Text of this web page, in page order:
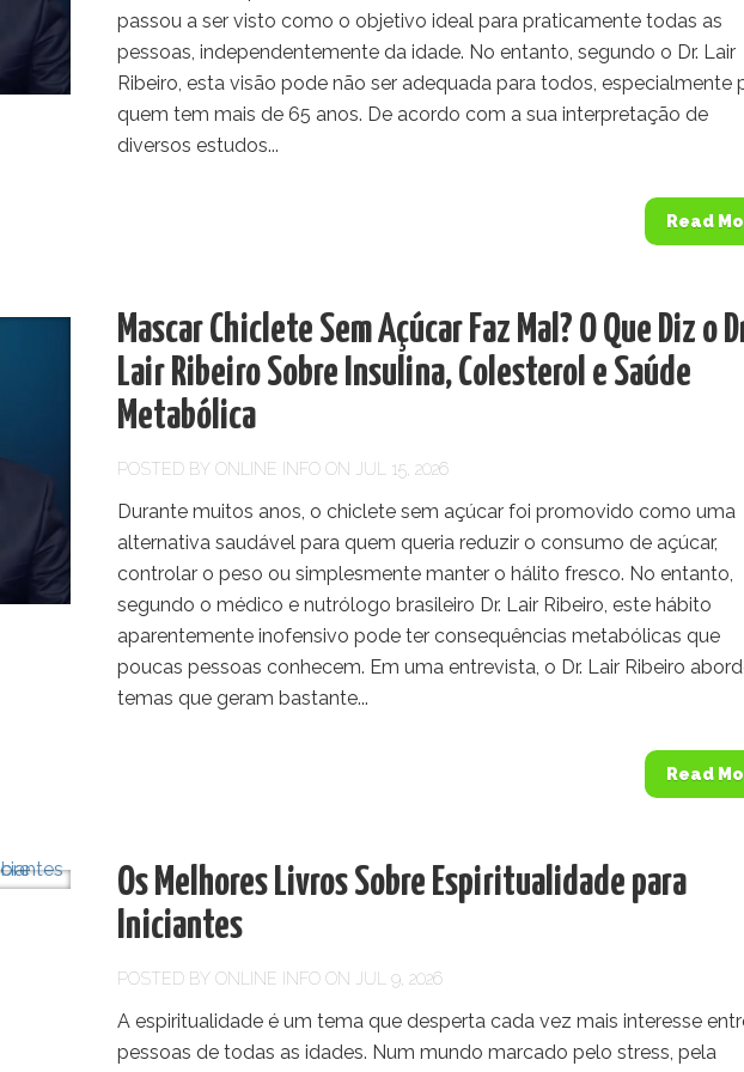
passou a ser visto como o objetivo ideal para praticamente todas as
pessoas, independentemente da idade. No entanto, segundo o Dr. Lair
Ribeiro, esta visão pode não ser adequada para todos, especialmente
quem tem mais de 65 anos. De acordo com a sua interpretação de
diversos estudos...
Read
Mascar Chiclete Sem Açúcar Faz Mal? O Que Diz o
Lair Ribeiro Sobre Insulina, Colesterol e Saúde
Metabólica
POSTED BY ONLINE INFO ON JUL 15, 2026
Durante muitos anos, o chiclete sem açúcar foi promovido como uma
alternativa saudável para quem queria reduzir o consumo de açúcar,
controlar o peso ou simplesmente manter o hálito fresco. No entanto,
segundo o médico e nutrólogo brasileiro Dr. Lair Ribeiro, este hábito
aparentemente inofensivo pode ter consequências metabólicas que
poucas pessoas conhecem. Em uma entrevista, o Dr. Lair Ribeiro
temas que geram bastante...
Read
Os Melhores Livros Sobre Espiritualidade para
Iniciantes
POSTED BY ONLINE INFO ON JUL 9, 2026
A espiritualidade é um tema que desperta cada vez mais interesse
pessoas de todas as idades. Num mundo marcado pelo stress, pela